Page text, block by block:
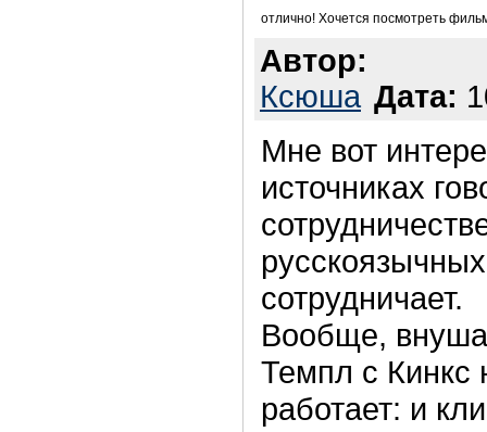
отлично! Хочется посмотреть
Автор:
Ксюша Дата:
Мне вот
источниках
сотрудничает.
Вообще,
Темпл с Кинкс
работает: и